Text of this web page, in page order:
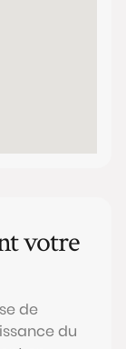
votre
de
du